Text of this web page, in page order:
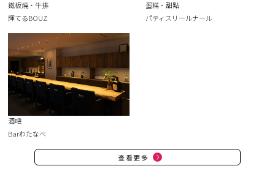
鐵板燒・牛排
輝てるBOUZ
蛋糕·甜點
パティスリールナール
酒吧
Barわたなべ
查看更多